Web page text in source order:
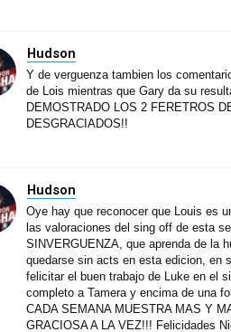
Hudson
Y de verguenza tambien los
de Lois mientras que Gary da su
DEMOSTRADO LOS 2 FERETROS
DESGRACIADOS!!
Hudson
Oye hay que reconocer que Louis es
las valoraciones del sing off de esta
SINVERGUENZA, que aprenda de la
quedarse sin acts en esta edicion, en
felicitar el buen trabajo de Luke en el
completo a Tamera y encima de una
CADA SEMANA MUESTRA MAS Y
GRACIOSA A LA VEZ!!! Felicidades